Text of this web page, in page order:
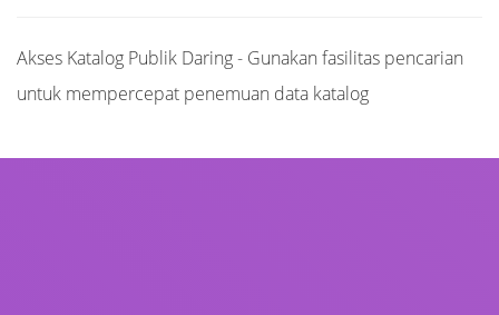
Akses Katalog Publik Daring - Gunakan fasilitas pencarian
untuk mempercepat penemuan data katalog